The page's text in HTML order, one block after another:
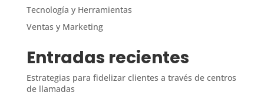
Tecnología y Herramientas
Ventas y Marketing
Entradas recientes
Estrategias para fidelizar clientes a través de centros
de llamadas